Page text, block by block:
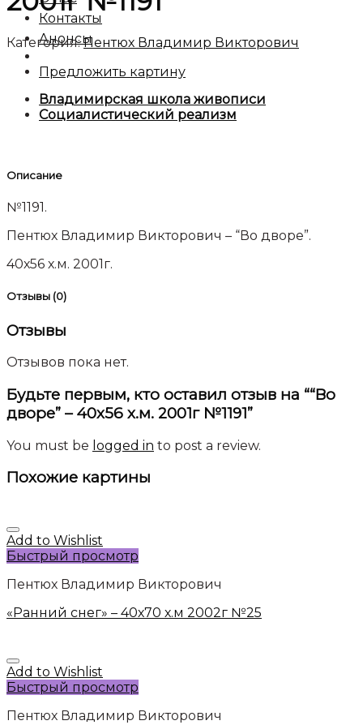
Контакты
Анонсы
Предложить картину
Категория:Пентюх Владимир Викторович
Владимирская школа живописи
Социалистический реализм
Описание
№1191.
Пентюх Владимир Викторович – “Во дворе”.
40х56 х.м. 2001г.
Отзывы (0)
Отзывы
Отзывов пока нет.
Будьте первым, кто оставил отзыв на ““Во
дворе” – 40х56 х.м. 2001г №1191”
You must be logged in to post a review.
Похожие картины
Add to Wishlist
Быстрый просмотр
Пентюх Владимир Викторович
«Ранний снег» – 40х70 х.м 2002г №25
Add to Wishlist
Быстрый просмотр
Пентюх Владимир Викторович